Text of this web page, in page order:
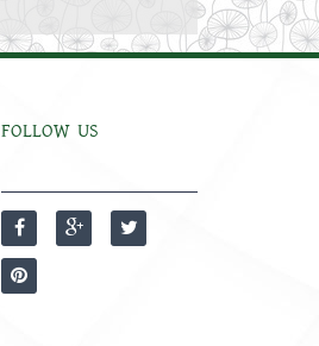
FOLLOW US